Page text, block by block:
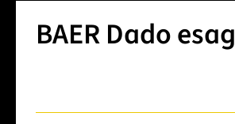
BAER Dado